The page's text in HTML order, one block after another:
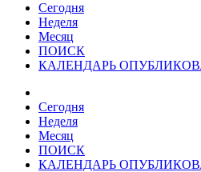
Сегодня
Неделя
Месяц
ПОИСК
КАЛЕНДАРЬ
Сегодня
Неделя
Месяц
ПОИСК
КАЛЕНДАРЬ